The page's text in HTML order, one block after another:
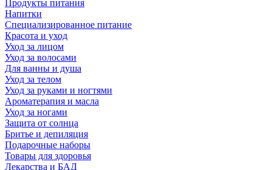
Продукты питания
Напитки
Специализированное питание
Красота и уход
Уход за лицом
Уход за волосами
Для ванны и душа
Уход за телом
Уход за руками и ногтями
Ароматерапия и масла
Уход за ногами
Защита от солнца
Бритье и депиляция
Подарочные наборы
Товары для здоровья
Лекарства и БАД